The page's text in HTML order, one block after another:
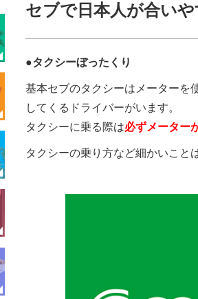
セブで日本人が合い
●タクシーぼったくり
基本セブのタクシーはメーターを
してくるドライバーがいます。
タクシーに乗る際は必ずメーター
タクシーの乗り方など細かいこと